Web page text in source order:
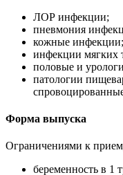
ЛОР инфекции;
пневмония
кожные инфекции;
инфекции мягких
половые и
патологии
Форма выпуска
Ограничениями к
беременность в 1